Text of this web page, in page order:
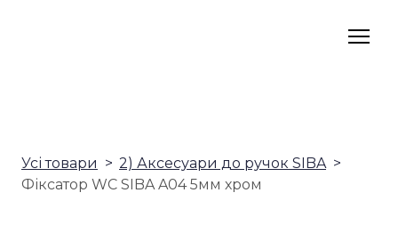
Усі товари
2) Аксесуари до ручок SIBA
Фіксатор WC SIBA A04 5мм хром